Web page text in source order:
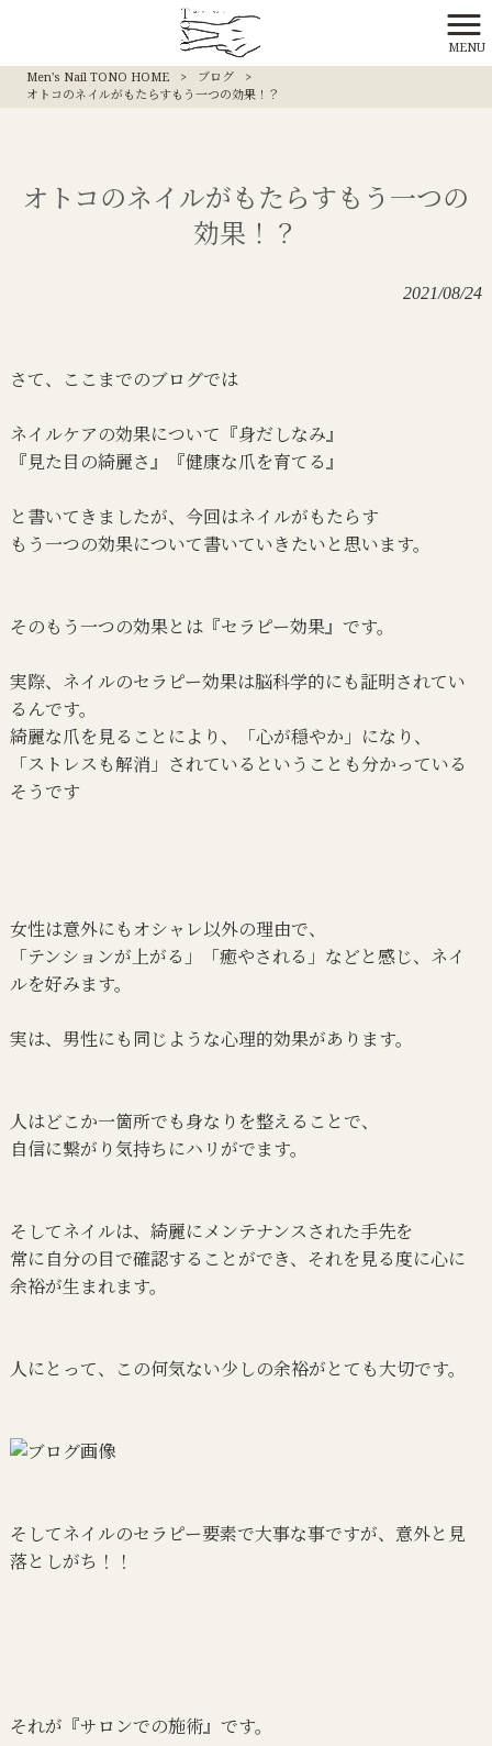
MENU
Men's Nail TONO HOME > ブログ
>
オトコのネイルがもたらすもう一つの効果！？
オトコのネイルがもたらすもう一つの
効果！？
2021/08/24
さて、ここまでのブログでは
ネイルケアの効果について『身だしなみ』
『見た目の綺麗さ』『健康な爪を育てる』
と書いてきましたが、今回はネイルがもたらす
もう一つの効果について書いていきたいと思います。
そのもう一つの効果とは『セラピー効果』です。
実際、ネイルのセラピー効果は脳科学的にも証明されてい
るんです。
綺麗な爪を見ることにより、「心が穏やか」になり、
「ストレスも解消」されているということも分かっている
そうです
女性は意外にもオシャレ以外の理由で、
「テンションが上がる」「癒やされる」などと感じ、ネイ
ルを好みます。
実は、男性にも同じような心理的効果があります。
人はどこか一箇所でも身なりを整えることで、
自信に繋がり気持ちにハリがでます。
そしてネイルは、綺麗にメンテナンスされた手先を
常に自分の目で確認することができ、それを見る度に心に
余裕が生まれます。
人にとって、この何気ない少しの余裕がとても大切です。
そしてネイルのセラピー要素で大事な事ですが、意外と見
落としがち！！
それが『サロンでの施術』です。